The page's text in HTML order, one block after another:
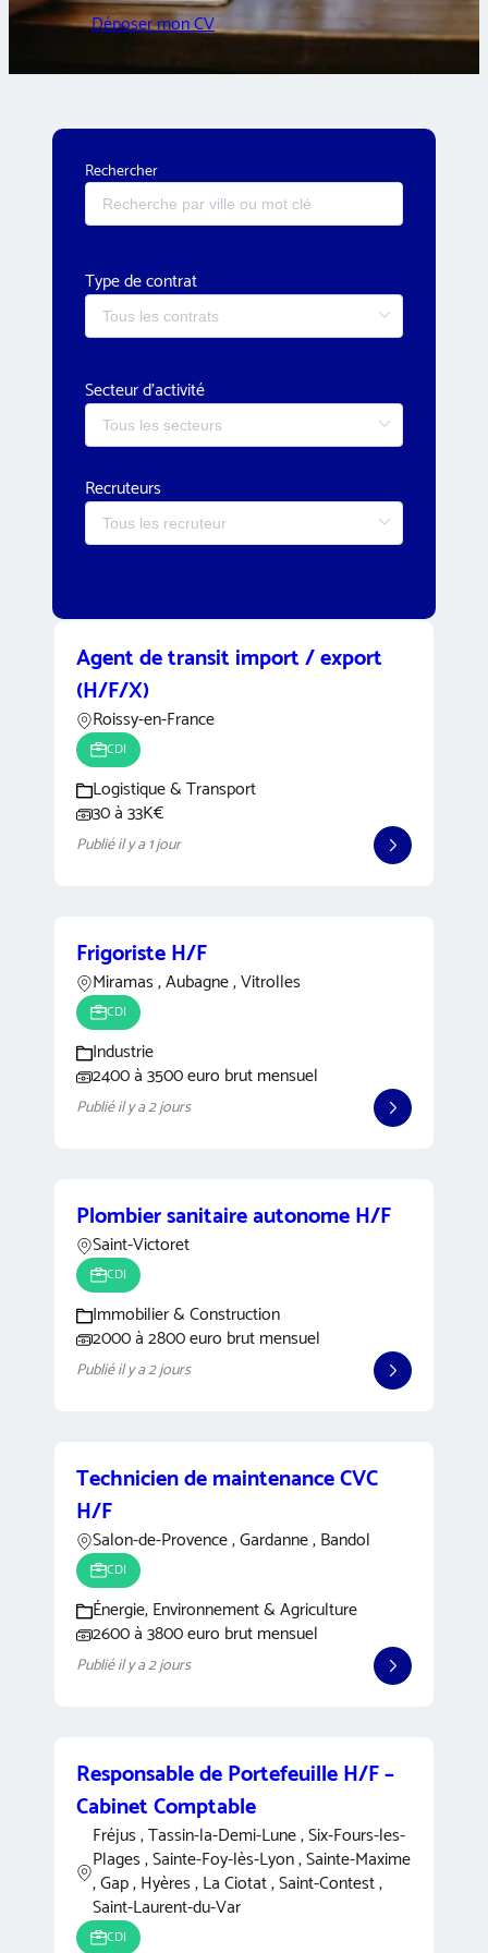
Déposer mon CV
Rechercher
Type de contrat
Secteur d'activité
Recruteurs
Agent de transit import / export
(H/F/X)
Roissy-en-France
CDI
Logistique & Transport
30 à 33K€
Publié il y a 1 jour
Frigoriste H/F
Miramas , Aubagne , Vitrolles
CDI
Industrie
2400 à 3500 euro brut mensuel
Publié il y a 2 jours
Plombier sanitaire autonome H/F
Saint-Victoret
CDI
Immobilier & Construction
2000 à 2800 euro brut mensuel
Publié il y a 2 jours
Technicien de maintenance CVC
H/F
Salon-de-Provence , Gardanne , Bandol
CDI
Énergie, Environnement & Agriculture
2600 à 3800 euro brut mensuel
Publié il y a 2 jours
Responsable de Portefeuille H/F –
Cabinet Comptable
Fréjus , Tassin-la-Demi-Lune , Six-Fours-les-
Plages , Sainte-Foy-lès-Lyon , Sainte-Maxime
, Gap , Hyères , La Ciotat , Saint-Contest ,
Saint-Laurent-du-Var
CDI